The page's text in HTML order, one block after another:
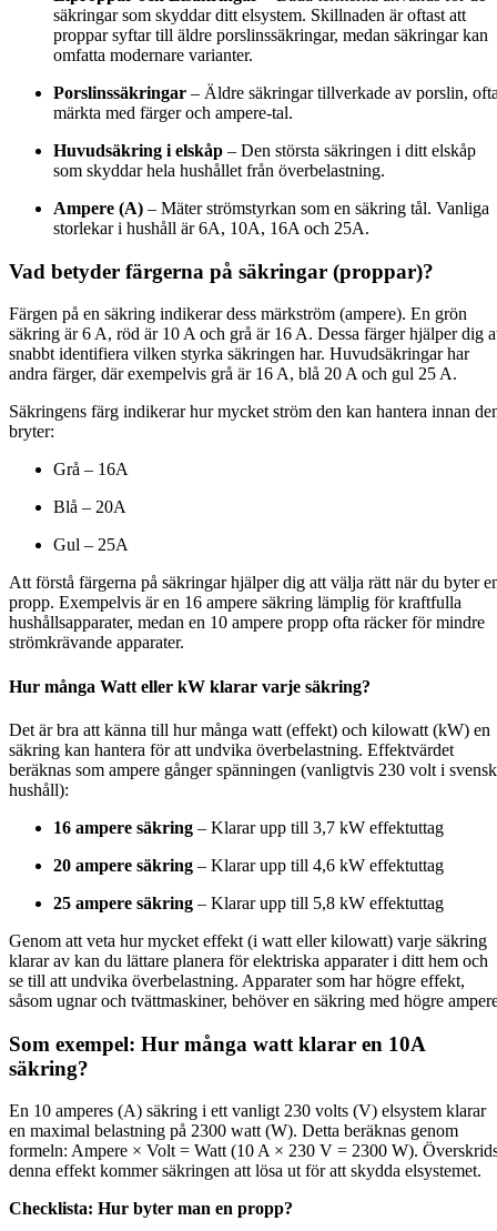
säkringar som skyddar ditt elsystem. Skillnaden är oftast att
proppar syftar till äldre porslinssäkringar, medan säkringar kan
omfatta modernare varianter.
Porslinssäkringar – Äldre säkringar tillverkade av porslin,
märkta med färger och ampere-tal.
Huvudsäkring i elskåp – Den största säkringen i ditt elskåp
som skyddar hela hushållet från överbelastning.
Ampere (A) – Mäter strömstyrkan som en säkring tål. Vanliga
storlekar i hushåll är 6A, 10A, 16A och 25A.
Vad betyder färgerna på säkringar (proppar)?
Färgen på en säkring indikerar dess märkström (ampere). En grön
säkring är 6 A, röd är 10 A och grå är 16 A. Dessa färger hjälper dig
snabbt identifiera vilken styrka säkringen har. Huvudsäkringar har
andra färger, där exempelvis grå är 16 A, blå 20 A och gul 25 A.
Säkringens färg indikerar hur mycket ström den kan hantera innan
bryter:
Grå – 16A
Blå – 20A
Gul – 25A
Att förstå färgerna på säkringar hjälper dig att välja rätt när du byter
propp. Exempelvis är en 16 ampere säkring lämplig för kraftfulla
hushållsapparater, medan en 10 ampere propp ofta räcker för mindre
strömkrävande apparater.
Hur många Watt eller kW klarar varje säkring?
Det är bra att känna till hur många watt (effekt) och kilowatt (kW) en
säkring kan hantera för att undvika överbelastning. Effektvärdet
beräknas som ampere gånger spänningen (vanligtvis 230 volt i
hushåll):
16 ampere säkring – Klarar upp till 3,7 kW effektuttag
20 ampere säkring – Klarar upp till 4,6 kW effektuttag
25 ampere säkring – Klarar upp till 5,8 kW effektuttag
Genom att veta hur mycket effekt (i watt eller kilowatt) varje säkring
klarar av kan du lättare planera för elektriska apparater i ditt hem och
se till att undvika överbelastning. Apparater som har högre effekt,
såsom ugnar och tvättmaskiner, behöver en säkring med högre
Som exempel: Hur många watt klarar en 10A
säkring?
En 10 amperes (A) säkring i ett vanligt 230 volts (V) elsystem klarar
en maximal belastning på 2300 watt (W). Detta beräknas genom
formeln: Ampere × Volt = Watt (10 A × 230 V = 2300 W).
denna effekt kommer säkringen att lösa ut för att skydda elsystemet.
Checklista: Hur byter man en propp?